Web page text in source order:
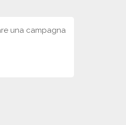
una campagna